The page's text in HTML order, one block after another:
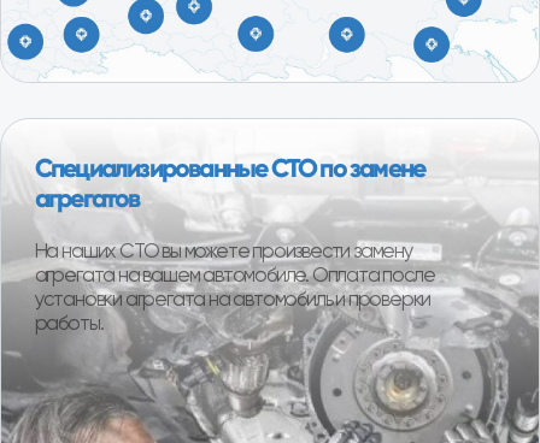
площадки производителей, что позволяет
обеспечить высокий контроль качества
поставляемой продукции. В ассортименте магазина
101 Деталь отобраны и представлены наиболее
качественные производители в бюджетной, средней
О компании